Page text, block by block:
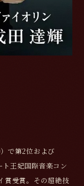
で第2位および
王妃国際音楽コン
賞受賞。その超絶技